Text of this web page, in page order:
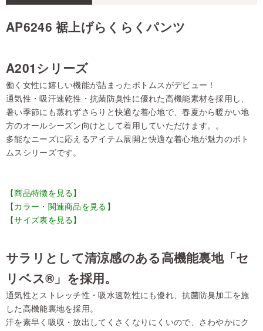
AP6246 裾上げらくらくパンツ
A201シリーズ
働く女性に嬉しい機能が詰まったボトムスがデビュー！
通気性・吸汗速乾性・抗菌防臭性に優れた高機能素材を採用し、
暑い季節にも蒸れずさらりと快適な着心地で、春夏から暖かい地
方のオールシーズン向けとして着用していただけます。。
多能なニーズに応えるアイテム展開と快適な着心地が魅力のボト
ムスシリーズです。
【商品特徴を見る】
【カラー・関連商品を見る】
【サイズ表を見る】
サラリとして清涼感のある高機能裏地「セ
リベス®」を採用。
通気性とストレッチ性・吸水速乾性にも優れ、抗菌防臭加工を施
した高機能裏地を採用。
汗を素早く吸収・放出してくさくなりにくいので、さわやかにク